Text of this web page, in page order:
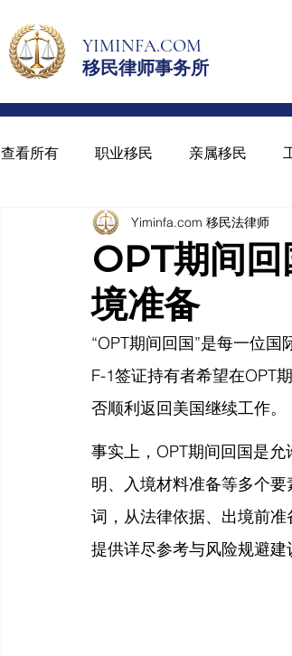
YIMINFA.COM
移民律师事务所
查看所有 职业移民 亲属移民
绿卡与入籍 青少年绿卡 保释
OPT期间回
境准备
Yiminfa.com 移民法律师
“OPT期间回国”是每一位
F-1签证持有者希望在OPT
否顺利返回美国继续工作。
事实上，OPT期间回国是
明、入境材料准备等多个要
词，从法律依据、出境前
提供详尽参考与风险规避建